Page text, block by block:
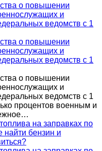
о повышении
и
ведомств с 1
о повышении
и
ведомств с 1
о повышении
и
ведомств с 1
процентов военным и
на заправках по
найти бензин и